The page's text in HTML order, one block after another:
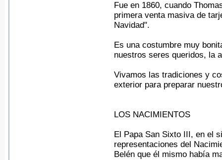
Fue en 1860, cuando
primera venta masiva de
Navidad".
Es una costumbre muy
nuestros seres queridos, la
Vivamos las tradiciones y
exterior para preparar
LOS NACIMIENTOS
El Papa San Sixto III, en el
representaciones del
Belén que él mismo había